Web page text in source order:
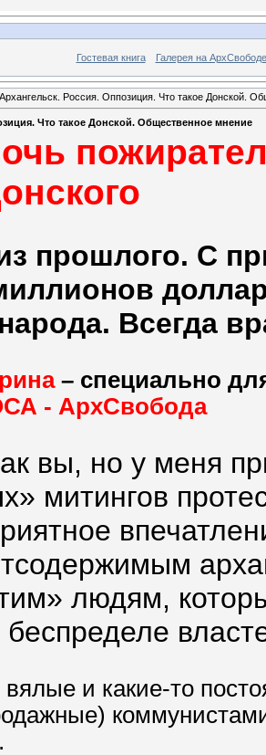
Гостевая книга Галерея на АрхСвободе
Россия. Оппозиция. Что такое Донской.
Что такое Донской. Общественное мнение
прошлого. С
Всегда
– специально
- АрхСвобода
вы, но у меня
митингов
людям,
беспределе
и какие-то